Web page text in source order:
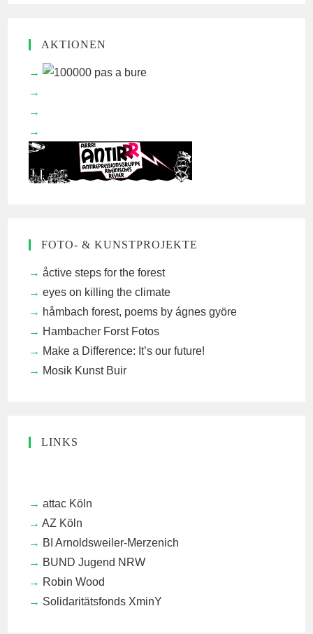
AKTIONEN
FOTO- & KUNSTPROJEKTE
åctive steps for the forest
eyes on killing the climate
håmbach forest, poems by ágnes györe
Hambacher Forst Fotos
Make a Difference: It’s our future!
Mosik Kunst Buir
LINKS
attac Köln
AZ Köln
BI Arnoldsweiler-Merzenich
BUND Jugend NRW
Robin Wood
Solidaritätsfonds XminY